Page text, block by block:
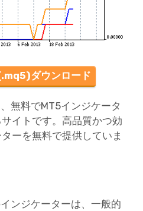
ダウンロード
無料でMT5インジケータ
イトです。高品質かつ効
ーを無料で提供していま
ンジケーターは、一般的